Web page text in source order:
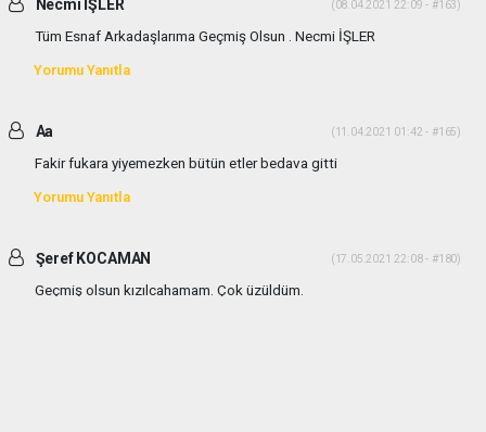
Necmi İŞLER (08.04.2021 22:09 - #163)
Tüm Esnaf Arkadaşlarıma Geçmiş Olsun . Necmi İŞLER
Yorumu Yanıtla
Aa (11.04.2021 01:42 - #165)
Fakir fukara yiyemezken bütün etler bedava gitti
Yorumu Yanıtla
Şeref KOCAMAN (17.05.2021 22:08 - #180)
Geçmiş olsun kızılcahamam. Çok üzüldüm.